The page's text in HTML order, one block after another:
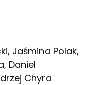
Jaśmina Polak,
Daniel
Chyra